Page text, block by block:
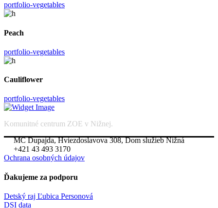
portfolio-vegetables
Peach
portfolio-vegetables
Cauliflower
portfolio-vegetables
Komunitné centrum ZOE v Nižnej.
MC Dupajda, Hviezdoslavova 308, Dom služieb Nižná
+421 43 493 3170
Ochrana osobných údajov
Ďakujeme za podporu
Detský raj Ľubica Personová
DSI data